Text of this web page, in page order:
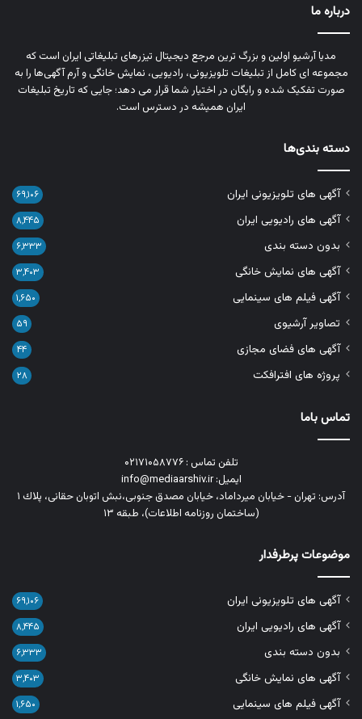
درباره ما
مدیا آرشیو اولین و بزرگ‌ ترین مرجع دیجیتال تیزرهای تبلیغاتی ایران است که
مجموعه‌ ای کامل از تبلیغات تلویزیونی، رادیویی، نمایش خانگی و آرم‌ آگهی‌ها را به‌
صورت تفکیک‌ شده و رایگان در اختیار شما قرار می‌ دهد؛ جایی که تاریخ تبلیغات
ایران همیشه در دسترس است.
دسته بندی‌ها
آگهی های تلویزیونی ایران ۶۹,۱۰۶
آگهی های رادیویی ایران ۸,۴۴۵
بدون دسته بندی ۶,۳۳۳
آگهی های نمایش خانگی ۳,۴۰۳
آگهی فیلم های سینمایی ۱,۶۵۰
تصاویر آرشیوی ۵۹
آگهی های فضای مجازی ۴۴
پروژه های افترافکت ۲۸
تماس باما
تلفن تماس : ۰۲۱۷۱۰۵۸۷۷۶
ایمیل: info@mediaarshiv.ir
آدرس: تهران - خیابان میرداماد، خیابان مصدق جنوبی،نبش اتوبان حقانی، پلاك ١
(ساختمان روزنامه اطلاعات)، طبقه ۱۳
موضوعات پرطرفدار
آگهی های تلویزیونی ایران ۶۹,۱۰۶
آگهی های رادیویی ایران ۸,۴۴۵
بدون دسته بندی ۶,۳۳۳
آگهی های نمایش خانگی ۳,۴۰۳
آگهی فیلم های سینمایی ۱,۶۵۰